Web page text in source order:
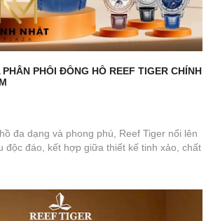
PHỐI ĐỒNG HỒ REEF TIGER CHÍNH
đa dạng và phong phú, Reef Tiger nổi lên
độc đáo, kết hợp giữa thiết kế tinh xảo, chất